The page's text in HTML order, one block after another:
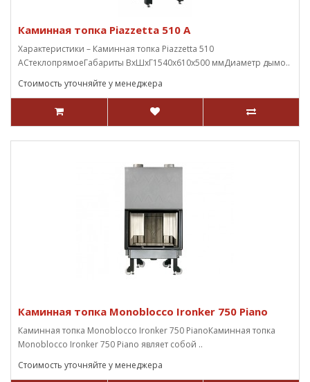
Каминная топка Piazzetta 510 А
Характеристики – Каминная топка Piazzetta 510
АСтеклопрямоеГабариты ВxШxГ1540х610х500 ммДиаметр дымо..
Стоимость уточняйте у менеджера
Каминная топка Monoblocco Ironker 750 Piano
Каминная топка Monoblocco Ironker 750 PianoКаминная топка
Monoblocco Ironker 750 Piano являет собой ..
Стоимость уточняйте у менеджера